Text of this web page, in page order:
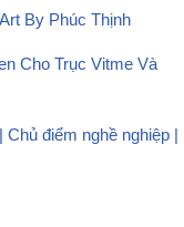
By Phúc Thịnh
Cho Trục Vitme Và
điểm nghề nghiệp |